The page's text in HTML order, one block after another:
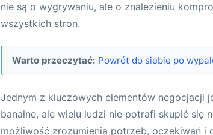
nie są o wygrywaniu, ale o znalezieniu
wszystkich stron.
Warto przeczytać: Powrót do siebie po
Jednym z kluczowych elementów negocjacji
banalne, ale wielu ludzi nie potrafi skupić się
możliwość zrozumienia potrzeb, oczekiwań i